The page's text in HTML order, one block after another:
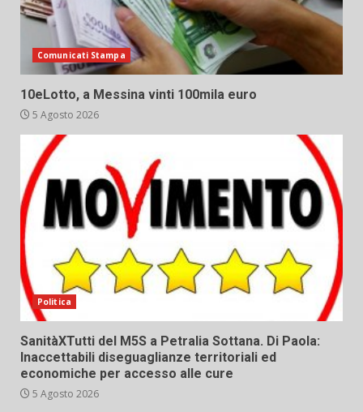
Comunicati Stampa
10eLotto, a Messina vinti 100mila euro
5 Agosto 2026
Politica
SanitàXTutti del M5S a Petralia Sottana. Di Paola:
Inaccettabili diseguaglianze territoriali ed
economiche per accesso alle cure
5 Agosto 2026